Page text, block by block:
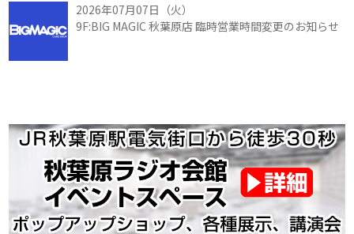
2026年07月07日（火）
9F:BIG MAGIC 秋葉原店 臨時営業時間変更のお知らせ